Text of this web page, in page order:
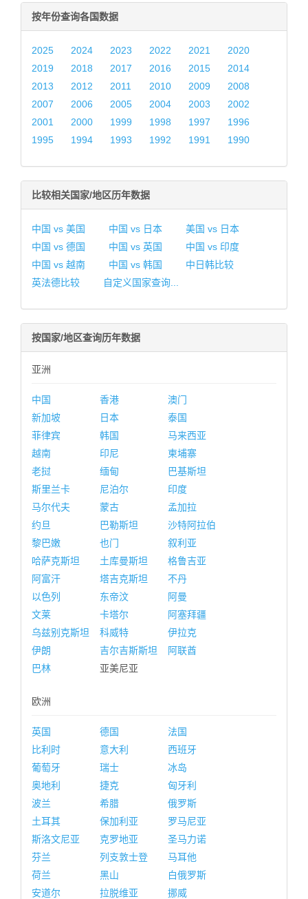
按年份查询各国数据
2025 2024 2023 2022 2021
2020
2019
2018 2017 2016 2015
2014
2013
2012 2011 2010 2009
2008
2007
2006 2005 2004 2003
2002
2001
2000 1999 1998 1997
1996
1995
1994 1993 1992 1991 1990
比较相关国家/地区历年数据
中国 vs 美国 中国 vs 日本
美国 vs 日本
中国 vs 德国
中国 vs 英国
中国 vs 印度
中国 vs 越南
中国 vs 韩国
中日韩比较
英法德比较
自定义国家查询...
按国家/地区查询历年数据
亚洲
中国 香港
澳门
新加坡
日本
泰国
菲律宾
韩国
马来西亚
越南
印尼
柬埔寨
老挝
缅甸
巴基斯坦
斯里兰卡
尼泊尔
印度
马尔代夫
蒙古
孟加拉
约旦
巴勒斯坦
沙特阿拉伯
黎巴嫩
也门
叙利亚
哈萨克斯坦
土库曼斯坦
格鲁吉亚
阿富汗
塔吉克斯坦
不丹
以色列
东帝汶
阿曼
文莱
卡塔尔
阿塞拜疆
乌兹别克斯坦
科威特
伊拉克
伊朗
吉尔吉斯斯坦
阿联酋
巴林
亚美尼亚
欧洲
英国 德国
法国
比利时
意大利
西班牙
葡萄牙
瑞士
冰岛
奥地利
捷克
匈牙利
波兰
希腊
俄罗斯
土耳其
保加利亚
罗马尼亚
斯洛文尼亚
克罗地亚
圣马力诺
芬兰
列支敦士登
马耳他
荷兰
黑山
白俄罗斯
安道尔
拉脱维亚
挪威